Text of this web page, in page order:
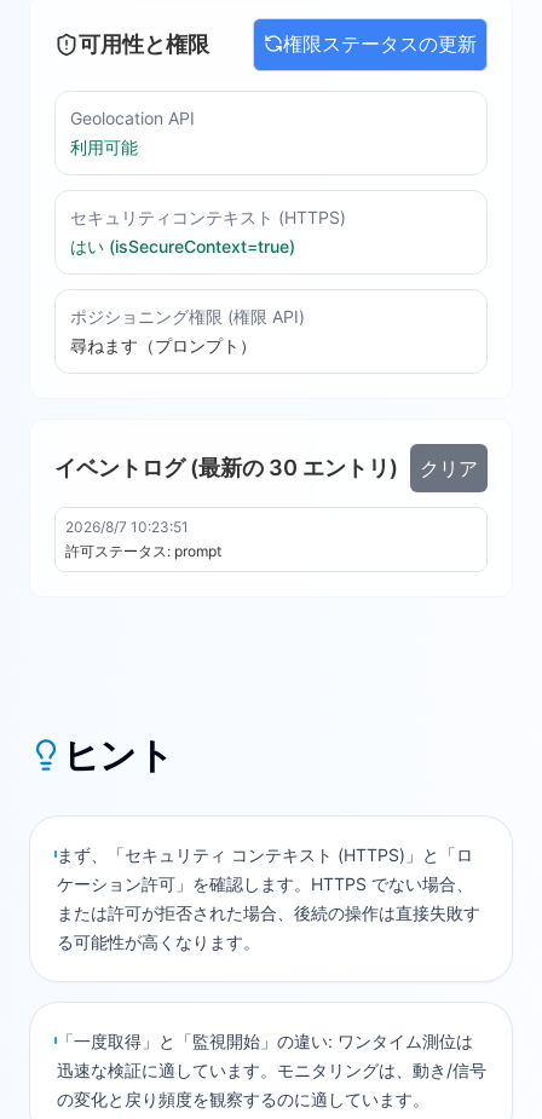
可用性と権限 権限ステータスの更新
Geolocation API
利用可能
セキュリティコンテキスト (HTTPS)
はい (isSecureContext=true)
ポジショニング権限 (権限 API)
尋ねます（プロンプト）
イベントログ (最新の 30 エントリ) クリア
2026/8/7 10:23:51
許可ステータス: prompt
ヒント
まず、「セキュリティ コンテキスト (HTTPS)」と「ロ
ケーション許可」を確認します。HTTPS でない場合、
または許可が拒否された場合、後続の操作は直接失敗す
る可能性が高くなります。
「一度取得」と「監視開始」の違い: ワンタイム測位は
迅速な検証に適しています。モニタリングは、動き/信号
の変化と戻り頻度を観察するのに適しています。